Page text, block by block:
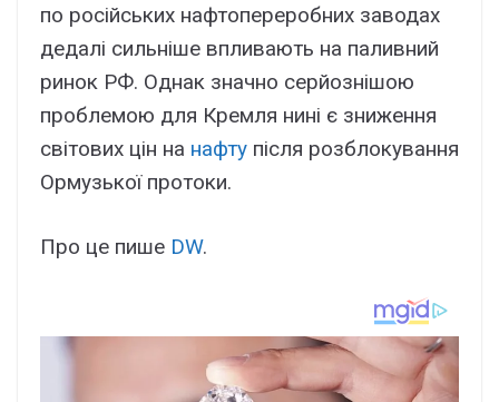
по російських нафтопереробних заводах
дедалі сильніше впливають на паливний
ринок РФ. Однак значно серйознішою
проблемою для Кремля нині є зниження
світових цін на нафту після розблокування
Ормузької протоки.
Про це пише DW.